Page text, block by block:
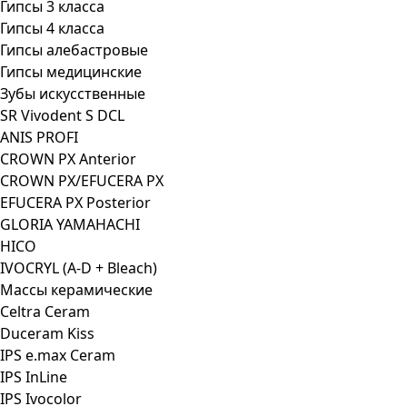
Гипсы 3 класса
Гипсы 4 класса
Гипсы алебастровые
Гипсы медицинские
Зубы искусственные
SR Vivodent S DCL
ANIS PROFI
CROWN PX Anterior
CROWN PX/EFUCERA PX
EFUCERA PX Posterior
GLORIA YAMAHACHI
HICO
IVOCRYL (A-D + Bleach)
Массы керамические
Celtra Ceram
Duceram Kiss
IPS e.max Ceram
IPS InLine
IPS Ivocolor